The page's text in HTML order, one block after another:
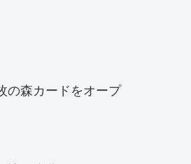
の森カードをオープ